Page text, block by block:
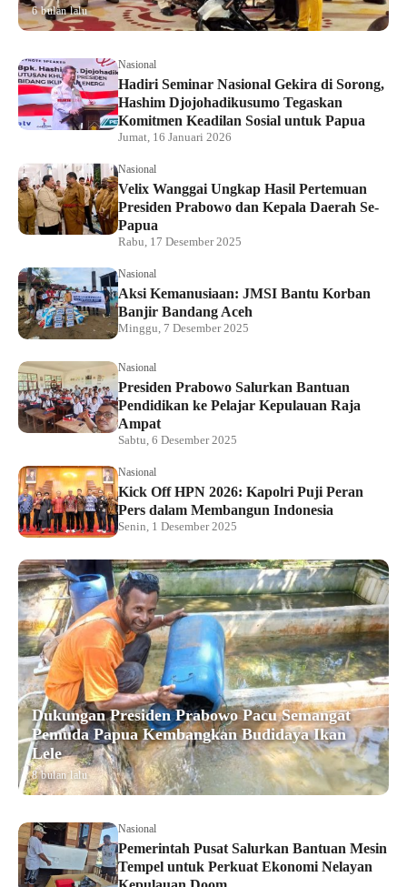
6 bulan lalu
Nasional
Hadiri Seminar Nasional Gekira di Sorong,
Hashim Djojohadikusumo Tegaskan
Komitmen Keadilan Sosial untuk Papua
Jumat, 16 Januari 2026
Nasional
Velix Wanggai Ungkap Hasil Pertemuan
Presiden Prabowo dan Kepala Daerah Se-
Papua
Rabu, 17 Desember 2025
Nasional
Aksi Kemanusiaan: JMSI Bantu Korban
Banjir Bandang Aceh
Minggu, 7 Desember 2025
Nasional
Presiden Prabowo Salurkan Bantuan
Pendidikan ke Pelajar Kepulauan Raja
Ampat
Sabtu, 6 Desember 2025
Nasional
Kick Off HPN 2026: Kapolri Puji Peran
Pers dalam Membangun Indonesia
Senin, 1 Desember 2025
Dukungan Presiden Prabowo Pacu Semangat
Pemuda Papua Kembangkan Budidaya Ikan
Lele
8 bulan lalu
Nasional
Pemerintah Pusat Salurkan Bantuan Mesin
Tempel untuk Perkuat Ekonomi Nelayan